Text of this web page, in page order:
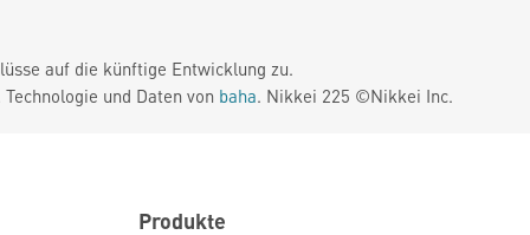
auf die künftige Entwicklung zu.
und Daten von baha. Nikkei 225 ©Nikkei Inc.
Produkte